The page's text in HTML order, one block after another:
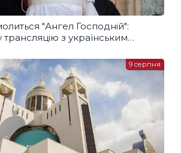
"Ангел Господній":
трансляцію з українським
9 серпня